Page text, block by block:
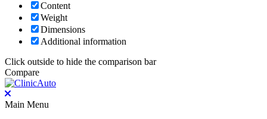
Content
Weight
Dimensions
Additional information
Click outside to hide the comparison bar
Compare
Main Menu